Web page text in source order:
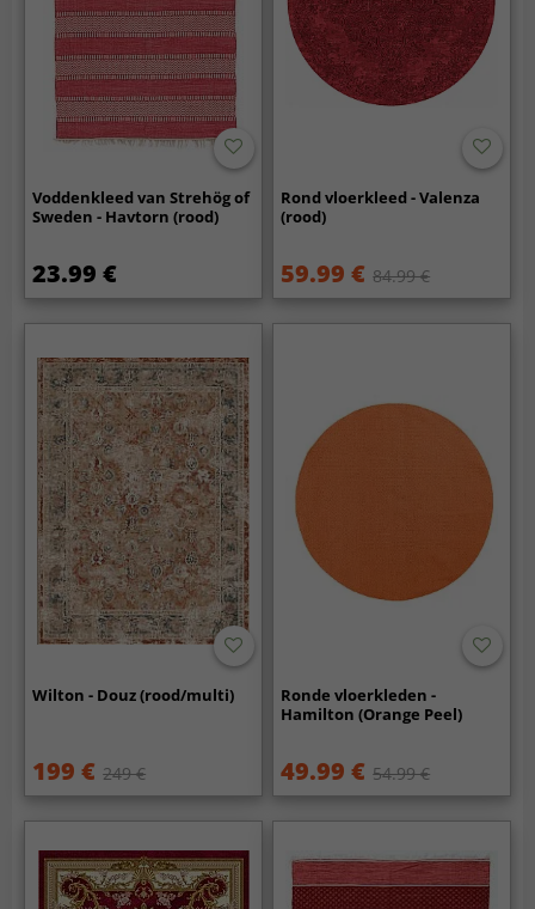
Voddenkleed van Strehög of
Sweden - Havtorn (rood)
23.99 €
Rond vloerkleed - Valenza
(rood)
59.99 € 84.99 €
Wilton - Douz (rood/multi)
199 € 249 €
Ronde vloerkleden -
Hamilton (Orange Peel)
49.99 € 54.99 €